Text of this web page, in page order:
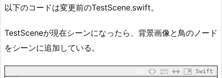
以下のコードは変更前のTestScene.swift。
TestSceneが現在シーンになったら、背景画像と鳥のノード
をシーンに追加している。
Swift